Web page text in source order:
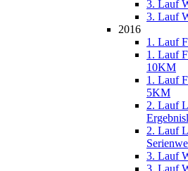
3. Lauf
3. Lauf
2016
1. Lauf
1. Lauf
10KM
1. Lauf
5KM
2. Lauf
2. Lauf
3. Lauf
3. Lauf